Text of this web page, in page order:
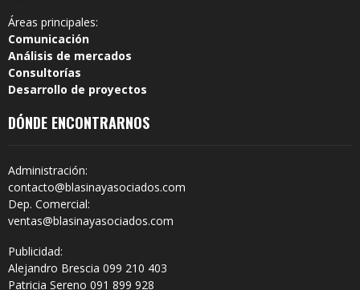
Áreas principales:
Comunicación
Análisis de mercados
Consultorías
Desarrollo de proyectos
DÓNDE ENCONTRARNOS
Administración:
contacto@blasinayasociados.com
Dep. Comercial:
ventas@blasinayasociados.com
Publicidad:
Alejandro Brescia 099 210 403
Patricia Sereno 091 899 928